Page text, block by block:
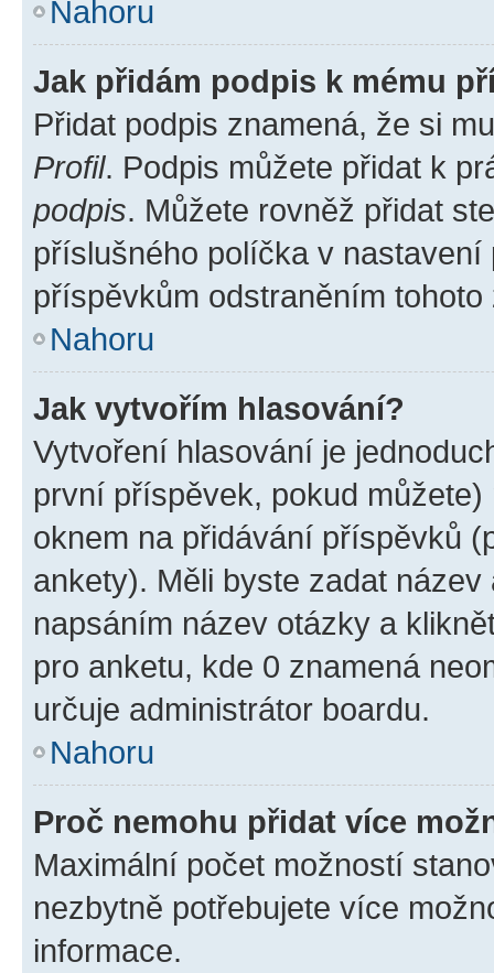
Nahoru
Jak přidám podpis k mému
Přidat podpis znamená, že si
Profil. Podpis můžete přidat k
podpis. Můžete rovněž přidat
příslušného políčka v
příspěvkům odstraněním
Nahoru
Jak vytvořím hlasování?
Vytvoření hlasování je
první příspěvek, pokud
oknem na přidávání příspěvků
ankety). Měli byste zadat
napsáním název otázky a
pro anketu, kde 0 znamená
určuje administrátor boardu.
Nahoru
Proč nemohu přidat více
Maximální počet možností
nezbytně potřebujete více
informace.